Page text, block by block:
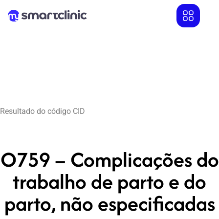
Resultado do código CID
O759 – Complicações do
trabalho de parto e do
parto, não especificadas